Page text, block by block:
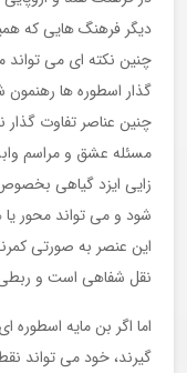
دیگر فرهنگ هایی که
چنین نکته ای می
گذار اسطوره ها
چنین عناصر تفاوت گذار
مسئله عشق و مراسم
زایی ایزد گیاهی
شود و می تواند محور
این عنصر به صورتی
نقل شفاهی است و ربطی
اما اگر بن مایه اسطوره
گیرند، خود می تواند